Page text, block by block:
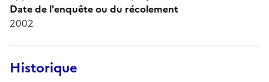
Date de l'enquête ou du récolement
2002
Historique